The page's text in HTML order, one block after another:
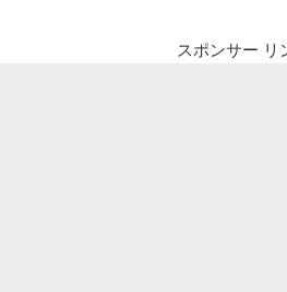
スポンサー リ